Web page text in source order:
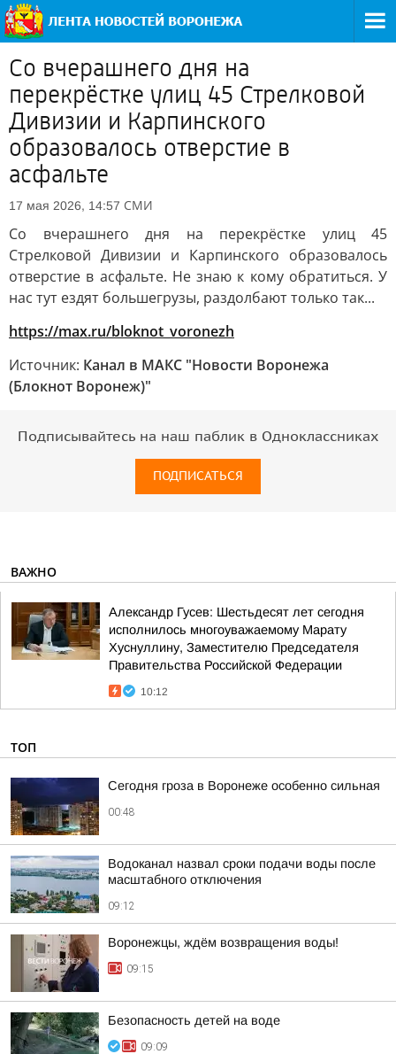
Со вчерашнего дня на
перекрёстке улиц 45 Стрелковой
Дивизии и Карпинского
образовалось отверстие в
асфальте
17 мая 2026, 14:57 СМИ
Со вчерашнего дня на перекрёстке улиц 45
Стрелковой Дивизии и Карпинского образовалось
отверстие в асфальте. Не знаю к кому обратиться. У
нас тут ездят большегрузы, раздолбают только так...
https://max.ru/bloknot_voronezh
Источник: Канал в МАКС "Новости Воронежа
(Блокнот Воронеж)"
Подписывайтесь на наш паблик в Одноклассниках
ПОДПИСАТЬСЯ
ВАЖНО
Александр Гусев: Шестьдесят лет сегодня
исполнилось многоуважаемому Марату
Хуснуллину, Заместителю Председателя
Правительства Российской Федерации
10:12
ТОП
Сегодня гроза в Воронеже особенно сильная
00:48
Водоканал назвал сроки подачи воды после
масштабного отключения
09:12
Воронежцы, ждём возвращения воды!
09:15
Безопасность детей на воде
09:09